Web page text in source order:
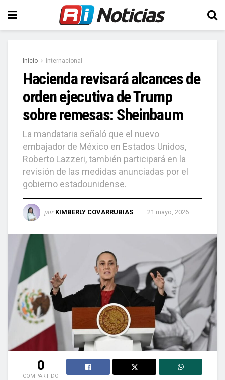
Inicio Internacional
Hacienda revisará alcances de
orden ejecutiva de Trump
sobre remesas: Sheinbaum
La mandataria señaló que el nuevo
embajador de México en Estados Unidos,
Roberto Lazzeri, también participará en la
revisión de las medidas anunciadas por el
gobierno estadounidense.
por KIMBERLY COVARRUBIAS 21 mayo, 2026
0
COMPARTIDO